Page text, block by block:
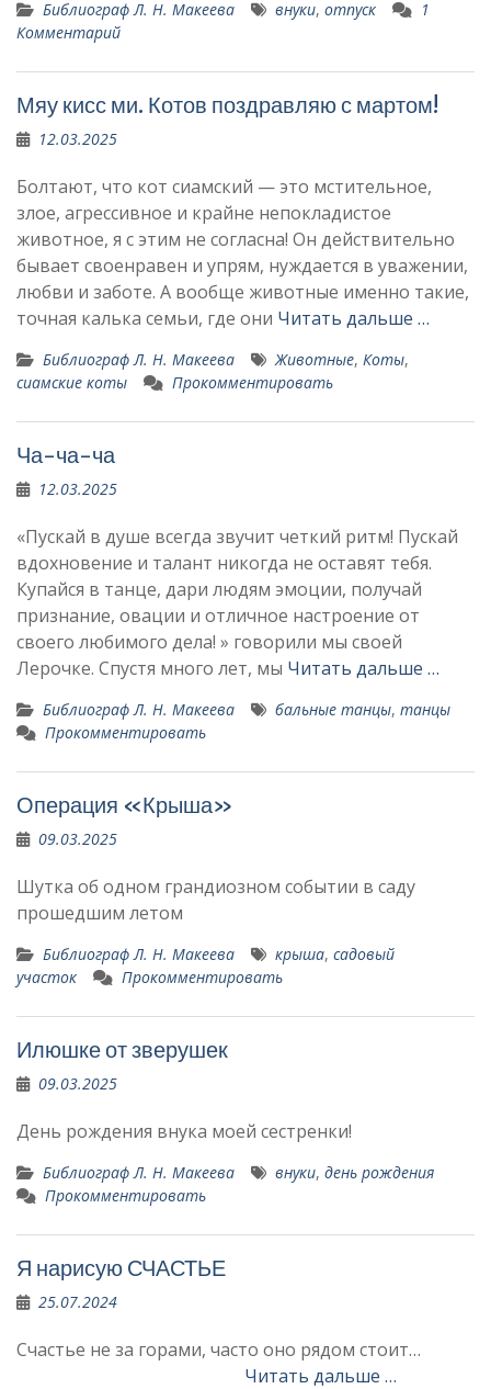
Библиограф Л. Н. Макеева внуки, отпуск
1
Комментарий
Мяу кисс ми. Котов поздравляю с мартом!
12.03.2025
Болтают, что кот сиамский — это мстительное,
злое, агрессивное и крайне непокладистое
животное, я с этим не согласна! Он действительно
бывает своенравен и упрям, нуждается в уважении,
любви и заботе. А вообще животные именно такие,
точная калька семьи, где они Читать дальше …
Библиограф Л. Н. Макеева Животные, Коты,
сиамские коты
Прокомментировать
Ча-ча-ча
12.03.2025
«Пускай в душе всегда звучит четкий ритм! Пускай
вдохновение и талант никогда не оставят тебя.
Купайся в танце, дари людям эмоции, получай
признание, овации и отличное настроение от
своего любимого дела! » говорили мы своей
Лерочке. Спустя много лет, мы Читать дальше …
Библиограф Л. Н. Макеева бальные танцы, танцы
Прокомментировать
Операция «Крыша»
09.03.2025
Шутка об одном грандиозном событии в саду
прошедшим летом
Библиограф Л. Н. Макеева крыша, садовый
участок
Прокомментировать
Илюшке от зверушек
09.03.2025
День рождения внука моей сестренки!
Библиограф Л. Н. Макеева внуки, день рождения
Прокомментировать
Я нарисую СЧАСТЬЕ
25.07.2024
Счастье не за горами, часто оно рядом стоит…
Читать дальше …